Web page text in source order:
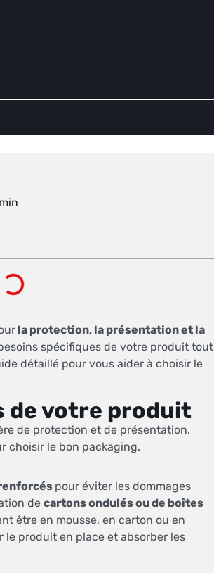
la protection, la présentation et la
spécifiques de votre produit tout
détaillé pour vous aider à choisir le
de votre produit
de protection et de présentation.
choisir le bon packaging.
pour éviter les dommages
decartons ondulés ou de boîtes
être en mousse, en carton ou en
produit en place et absorber les